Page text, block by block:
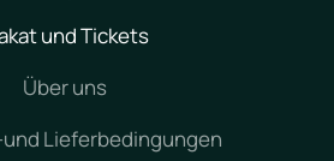
und Tickets
Über uns
Lieferbedingungen